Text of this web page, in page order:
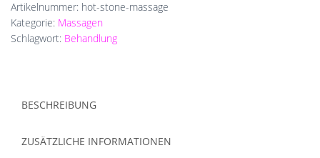
Artikelnummer: hot-stone-massage
Kategorie: Massagen
Schlagwort: Behandlung
BESCHREIBUNG
ZUSÄTZLICHE INFORMATIONEN